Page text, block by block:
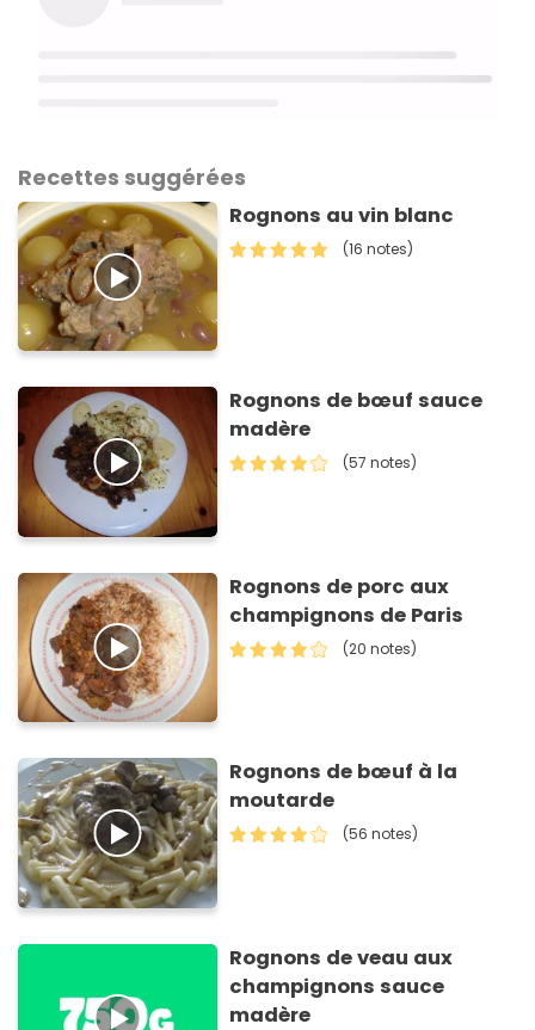
Recettes suggérées
Rognons au vin blanc
(16 notes)
Rognons de bœuf sauce
madère
(57 notes)
Rognons de porc aux
champignons de Paris
(20 notes)
Rognons de bœuf à la
moutarde
(56 notes)
Rognons de veau aux
champignons sauce
madère